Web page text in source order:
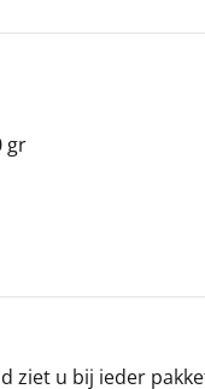
gr
ziet u bij ieder